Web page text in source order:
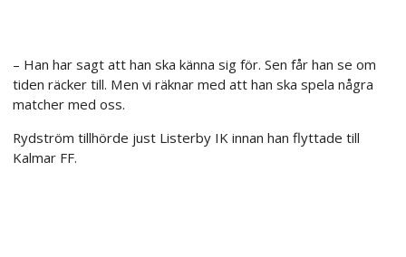
– Han har sagt att han ska känna sig för. Sen får han se om
tiden räcker till. Men vi räknar med att han ska spela några
matcher med oss.
Rydström tillhörde just Listerby IK innan han flyttade till
Kalmar FF.